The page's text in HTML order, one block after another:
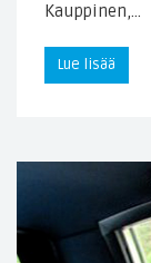
Kauppinen,…
Lue lisää